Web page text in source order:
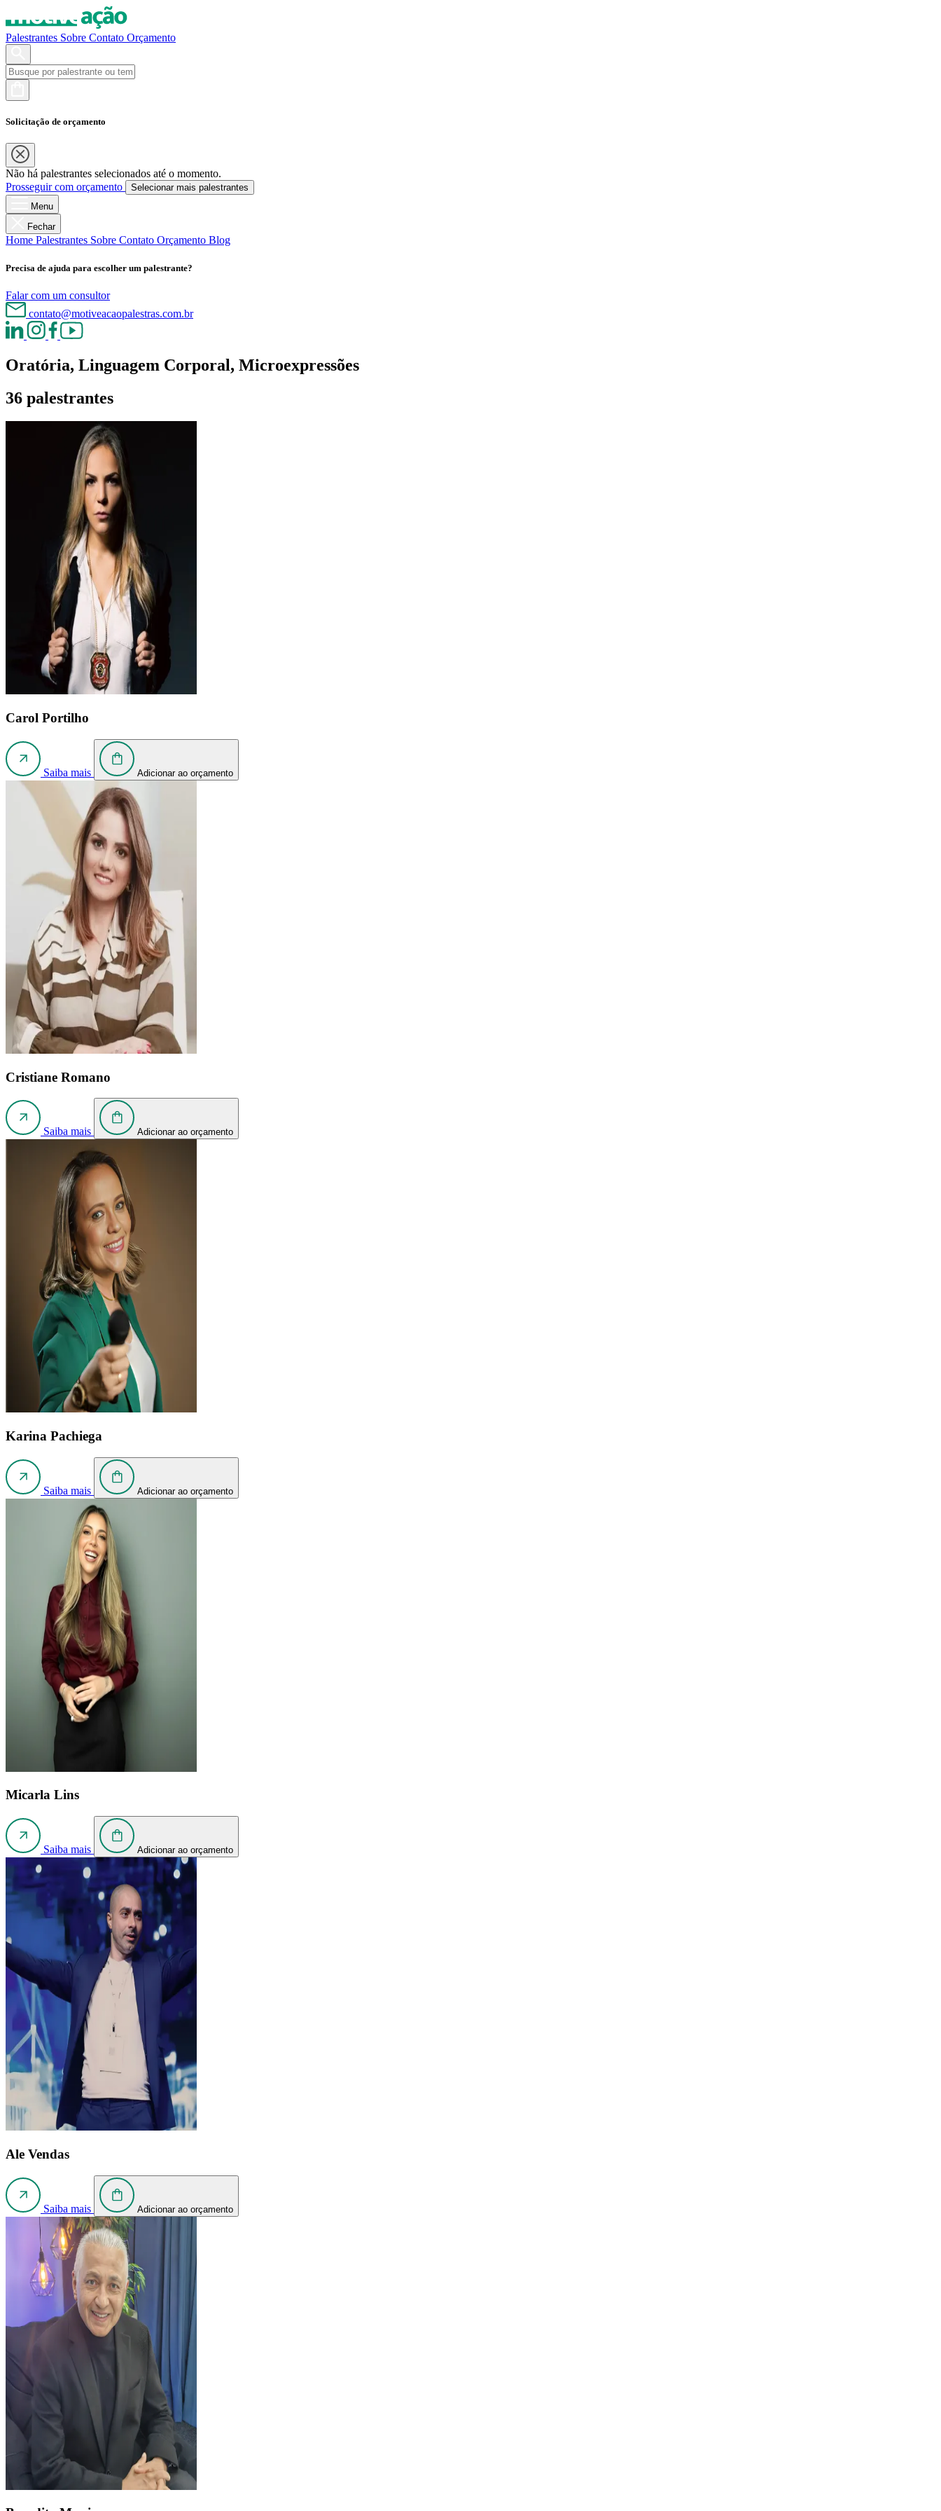
Palestrantes Sobre Contato Orçamento
Solicitação de orçamento
Não há palestrantes selecionados até o momento.
Prosseguir com orçamento
Selecionar mais palestrantes
Menu
Fechar
Home Palestrantes Sobre Contato Orçamento Blog
Precisa de ajuda para escolher um palestrante?
Falar com um consultor
contato@motiveacaopalestras.com.br
Oratória, Linguagem Corporal, Microexpressões
36 palestrantes
Carol Portilho
Saiba mais Adicionar ao orçamento
Cristiane Romano
Saiba mais Adicionar ao orçamento
Karina Pachiega
Saiba mais Adicionar ao orçamento
Micarla Lins
Saiba mais Adicionar ao orçamento
Ale Vendas
Saiba mais Adicionar ao orçamento